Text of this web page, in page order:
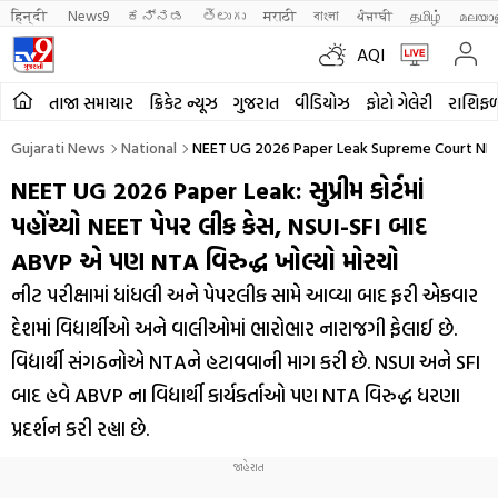
हिन्दी News9 ಕನ್ನಡ తెలుగు मराठी বাংলা ਪੰਜਾਬੀ தமிழ்
AQI
તાજા સમાચાર ક્રિકેટ ન્યૂઝ ગુજરાત વીડિયોઝ ફોટો ગેલેરી
Gujarati News National NEET UG 2026 Paper Leak Supreme Court
NEET UG 2026 Paper Leak: સુપ્રીમ કોર્ટમાં
પહોંચ્યો NEET પેપર લીક કેસ, NSUI-SFI બાદ
ABVP એ પણ NTA વિરુદ્ધ ખોલ્યો મોરચો
નીટ પરીક્ષામાં ધાંધલી અને પેપરલીક સામે આવ્યા બાદ ફરી એકવાર
દેશમાં વિદ્યાર્થીઓ અને વાલીઓમાં ભારોભાર નારાજગી ફેલાઈ છે.
વિદ્યાર્થી સંગઠનોએ NTAને હટાવવાની માગ કરી છે. NSUI અને SFI
બાદ હવે ABVP ના વિદ્યાર્થી કાર્યકર્તાઓ પણ NTA વિરુદ્ધ ધરણા
પ્રદર્શન કરી રહ્યા છે.